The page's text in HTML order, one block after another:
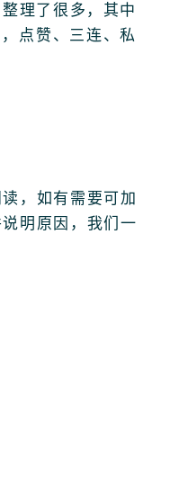
理了很多，其中
点赞、三连、私
，如有需要可加
明原因，我们一